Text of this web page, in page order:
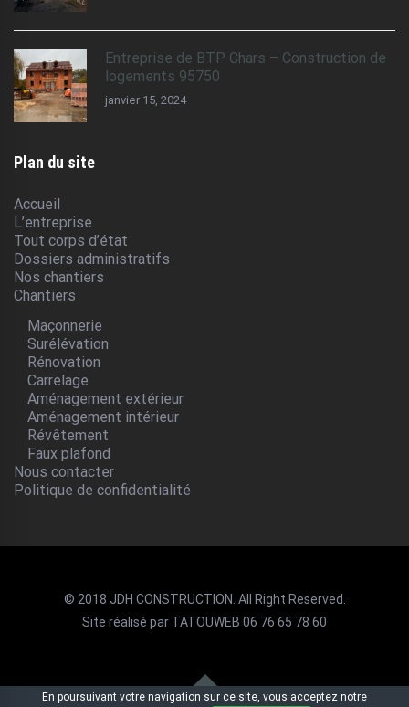
Entreprise de BTP Chars – Construction de
logements 95750
janvier 15, 2024
Plan du site
Accueil
L’entreprise
Tout corps d’état
Dossiers administratifs
Nos chantiers
Chantiers
Maçonnerie
Surélévation
Rénovation
Carrelage
Aménagement extérieur
Aménagement intérieur
Révêtement
Faux plafond
Nous contacter
Politique de confidentialité
© 2018 JDH CONSTRUCTION. All Right Reserved.
Site réalisé par TATOUWEB 06 76 65 78 60
En poursuivant votre navigation sur ce site, vous acceptez notre